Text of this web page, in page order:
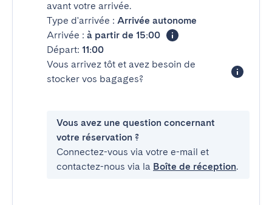
avant votre arrivée.
Type d'arrivée : Arrivée autonome
Arrivée : à partir de 15:00
Départ: 11:00
Vous arrivez tôt et avez besoin de
stocker vos bagages?
Vous avez une question concernant
votre réservation ?
Connectez-vous via votre e-mail et
contactez-nous via la Boîte de réception.